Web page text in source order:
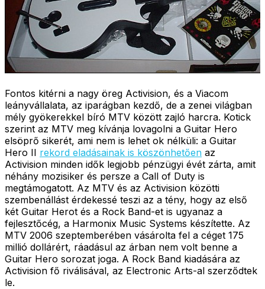
Fontos kitérni a nagy öreg Activision, és a Viacom
leányvállalata, az iparágban kezdő, de a zenei világban
mély gyökerekkel bíró MTV között zajló harcra. Kotick
szerint az MTV meg kívánja lovagolni a Guitar Hero
elsöprő sikerét, ami nem is lehet ok nélküli: a Guitar
Hero II rekord eladásainak is köszönhetően az
Activision minden idők legjobb pénzügyi évét zárta, amit
néhány mozisiker és persze a Call of Duty is
megtámogatott. Az MTV és az Activision közötti
szembenállást érdekessé teszi az a tény, hogy az első
két Guitar Herot és a Rock Band-et is ugyanaz a
fejlesztőcég, a Harmonix Music Systems készítette. Az
MTV 2006 szeptemberében vásárolta fel a céget 175
millió dollárért, ráadásul az árban nem volt benne a
Guitar Hero sorozat joga. A Rock Band kiadására az
Activision fő riválisával, az Electronic Arts-al szerződtek
le.